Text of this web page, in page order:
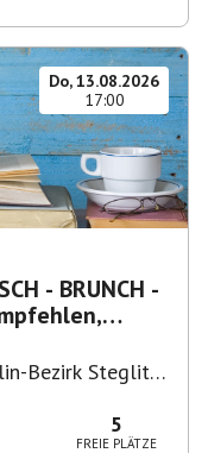
Do, 13.08.2026
17:00
Bezirk Steglitz-
5
FREIE PLÄTZE